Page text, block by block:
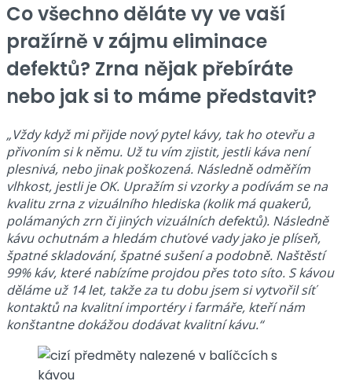
Co všechno děláte vy ve vaší
pražírně v zájmu eliminace
defektů? Zrna nějak přebíráte
nebo jak si to máme představit?
„Vždy když mi přijde nový pytel kávy, tak ho otevřu a
přivoním si k němu. Už tu vím zjistit, jestli káva není
plesnivá, nebo jinak poškozená. Následně odměřím
vlhkost, jestli je OK. Upražím si vzorky a podívám se na
kvalitu zrna z vizuálního hlediska (kolik má quakerů,
polámaných zrn či jiných vizuálních defektů). Následně
kávu ochutnám a hledám chuťové vady jako je plíseň,
špatné skladování, špatné sušení a podobně. Naštěstí
99% káv, které nabízíme projdou přes toto síto. S kávou
děláme už 14 let, takže za tu dobu jsem si vytvořil síť
kontaktů na kvalitní importéry i farmáře, kteří nám
konštantne dokážou dodávat kvalitní kávu.“